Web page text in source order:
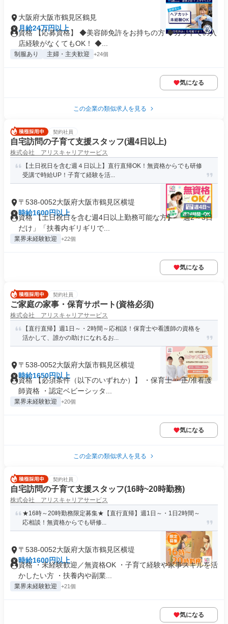
大阪府大阪市鶴見区鶴見
月給24万円以上
資格 【応募資格】 ◆美容師免許をお持ちの方 ◆カットでの入
店経験がなくてもOK！ ◆...
制服あり 主婦・主夫歓迎 +24個
気になる
この企業の類似求人を見る
契約社員
自宅訪問の子育て支援スタッフ(週4日以上)
株式会社 アリスキャリアサービス
【土日祝日を含む週４日以上】直行直帰OK！無資格からでも研修
受講で時給UP！子育て経験を活...
〒538-0052大阪府大阪市鶴見区横堤
時給1600円以上
資格 【土日祝日を含む週4日以上勤務可能な方】 「週2～3日
だけ」「扶養内ギリギリで...
業界未経験歓迎 +22個
気になる
契約社員
ご家庭の家事・保育サポート(資格必須)
株式会社 アリスキャリアサービス
【直行直帰】週1日～・2時間～応相談！保育士や看護師の資格を
活かして、誰かの助けになれるお...
〒538-0052大阪府大阪市鶴見区横堤
時給1650円以上
資格 【必須条件（以下のいずれか）】 ・保育士 ・正/准看護
師資格 ・認定ベビーシッタ...
業界未経験歓迎 +20個
気になる
この企業の類似求人を見る
契約社員
自宅訪問の子育て支援スタッフ(16時~20時勤務)
株式会社 アリスキャリアサービス
★16時～20時勤務限定募集★【直行直帰】週1日～・1日2時間～
応相談！無資格からでも研修...
〒538-0052大阪府大阪市鶴見区横堤
時給1600円以上
資格 ・未経験歓迎／無資格OK ・子育て経験や家事スキルを活
かしたい方 ・扶養内や副業...
業界未経験歓迎 +21個
気になる